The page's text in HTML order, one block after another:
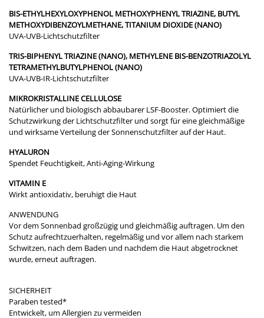
BIS-ETHYLHEXYLOXYPHENOL METHOXYPHENYL TRIAZINE, BUTYL
METHOXYDIBENZOYLMETHANE, TITANIUM DIOXIDE (NANO)
UVA-UVB-Lichtschutzfilter
TRIS-BIPHENYL TRIAZINE (NANO), METHYLENE BIS-BENZOTRIAZOLYL
TETRAMETHYLBUTYLPHENOL (NANO)
UVA-UVB-IR-Lichtschutzfilter
MIKROKRISTALLINE CELLULOSE
Natürlicher und biologisch abbaubarer LSF-Booster. Optimiert die
Schutzwirkung der Lichtschutzfilter und sorgt für eine gleichmäßige
und wirksame Verteilung der Sonnenschutzfilter auf der Haut.
HYALURON
Spendet Feuchtigkeit, Anti-Aging-Wirkung
VITAMIN E
Wirkt antioxidativ, beruhigt die Haut
ANWENDUNG
Vor dem Sonnenbad großzügig und gleichmäßig auftragen. Um den
Schutz aufrechtzuerhalten, regelmäßig und vor allem nach starkem
Schwitzen, nach dem Baden und nachdem die Haut abgetrocknet
wurde, erneut auftragen.
SICHERHEIT
​Paraben tested*
Entwickelt, um Allergien zu vermeiden